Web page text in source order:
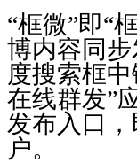
“框微”即“
博内容同
度搜索框
在线群发”
发布入口
户。